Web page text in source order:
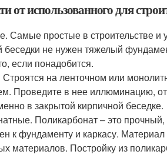
от использованного для
Самые простые в строительстве и
беседки не нужен тяжелый
если понадобится.
на ленточном или
Проведите в нее иллюминацию,
в закрытой кирпичной беседке.
Поликарбонат – это
к фундаменту и каркасу.
материалов. Постройку из